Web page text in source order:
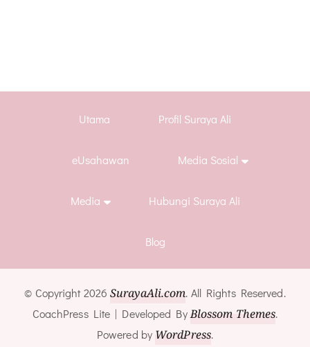
Utama Profil Suraya Ali
eUsahawan Media Sosial
Media Hubungi Suraya Ali
Blog
© Copyright 2026SurayaAli.com. All Rights Reserved.
CoachPress Lite | Developed ByBlossom Themes.
Powered by WordPress.